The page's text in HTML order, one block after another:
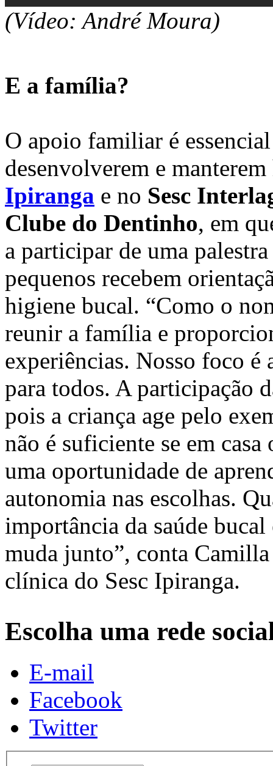
(Vídeo: André Moura)
E a família?
O apoio familiar é
desenvolverem e
Ipiranga e no Sesc
Clube do Dentinho, em
a participar de uma
pequenos recebem
higiene bucal. “Como o
reunir a família e
experiências. Nosso foco é
para todos. A participação
pois a criança age pelo
não é suficiente se em
uma oportunidade de
autonomia nas escolhas.
importância da saúde
muda junto”, conta
clínica do Sesc Ipiranga.
Escolha uma rede
E-mail
Facebook
Twitter